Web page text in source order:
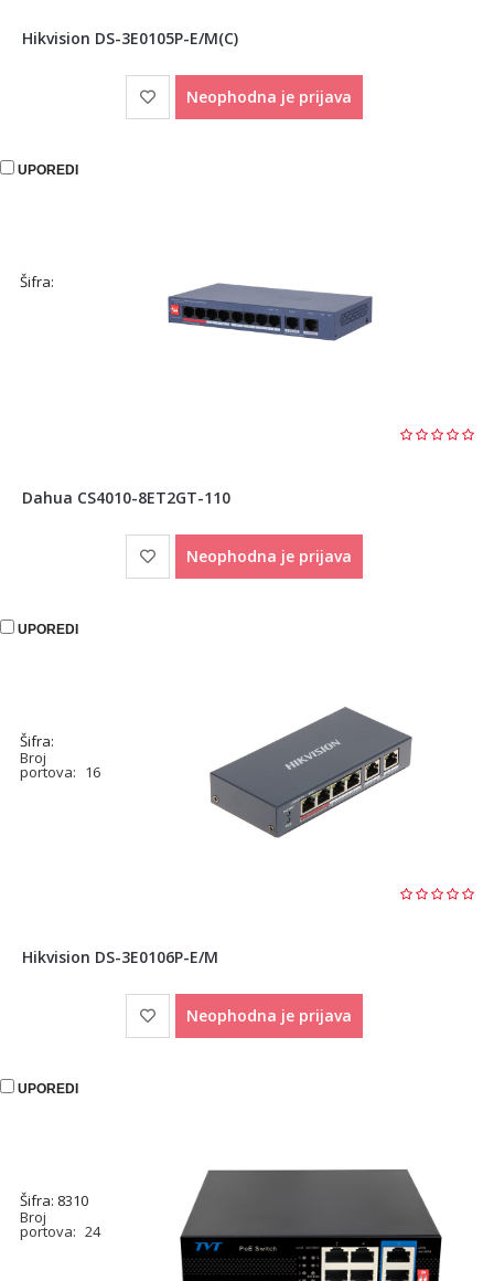
Hikvision DS-3E0105P-E/M(C)
Neophodna je prijava
UPOREDI
Šifra:
Dahua CS4010-8ET2GT-110
Neophodna je prijava
UPOREDI
Šifra:
Broj
portova: 16
Hikvision DS-3E0106P-E/M
Neophodna je prijava
UPOREDI
Šifra: 8310
Broj
portova: 24